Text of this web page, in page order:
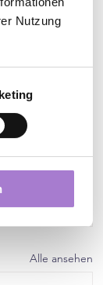
Nutzung
Alle ansehen